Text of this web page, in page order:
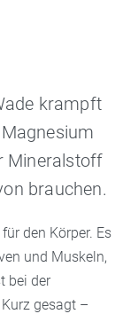
krampft
Mineralstoff
brauchen.
den Körper. Es
und Muskeln,
bei der
gesagt –